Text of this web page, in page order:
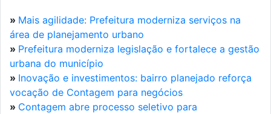
» Mais agilidade: Prefeitura moderniza serviços na
área de planejamento urbano
» Prefeitura moderniza legislação e fortalece a gestão
urbana do município
» Inovação e investimentos: bairro planejado reforça
vocação de Contagem para negócios
» Contagem abre processo seletivo para